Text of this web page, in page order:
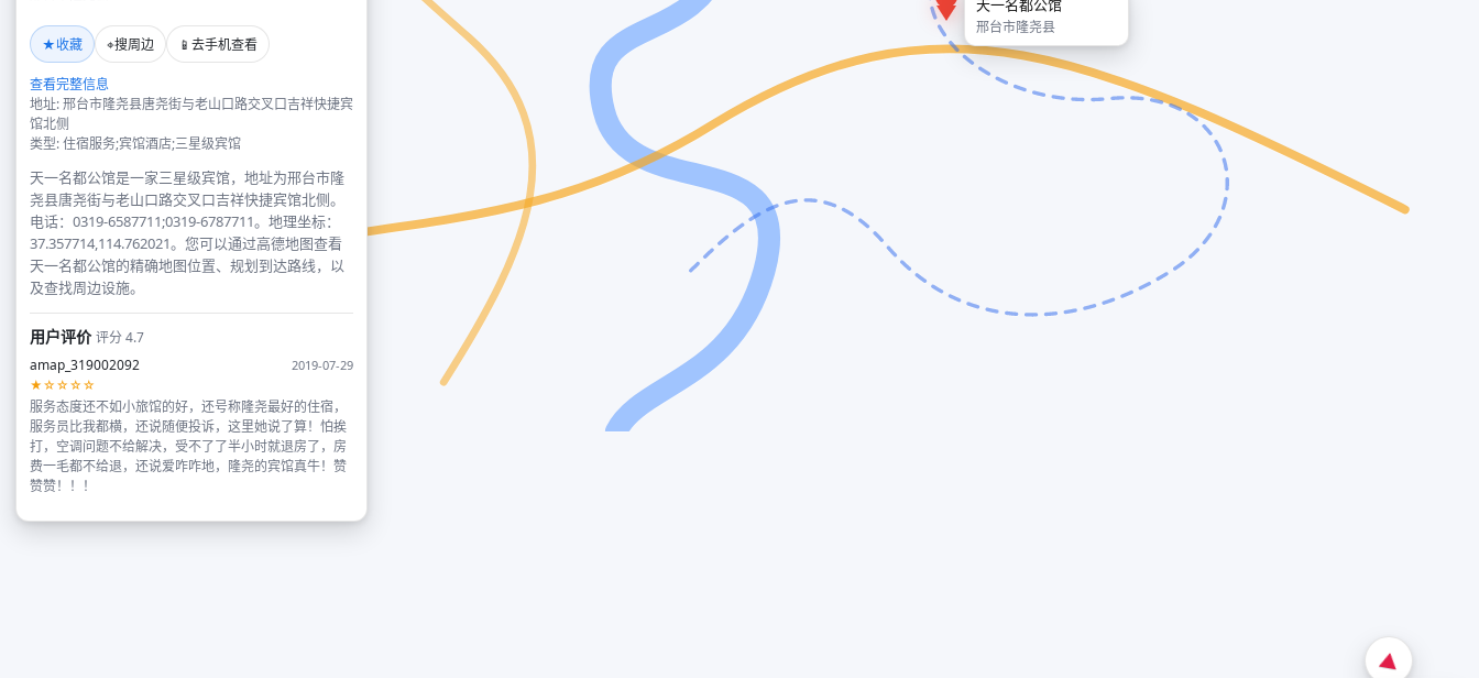
★收藏 ⌖搜周边 📱 去手机查看
查看完整信息
地址: 邢台市隆尧县唐尧街与老山口路交叉口吉祥快捷宾
馆北侧
类型: 住宿服务;宾馆酒店;三星级宾馆
天一名都公馆是一家三星级宾馆，地址为邢台市隆
尧县唐尧街与老山口路交叉口吉祥快捷宾馆北侧。
电话：0319-6587711;0319-6787711。地理坐标：
37.357714,114.762021。您可以通过高德地图查看
天一名都公馆的精确地图位置、规划到达路线，以
及查找周边设施。
用户评价评分 4.7
amap_319002092
2019-07-29
★☆☆☆☆
服务态度还不如小旅馆的好，还号称隆尧最好的住宿，
服务员比我都横，还说随便投诉，这里她说了算！怕挨
打，空调问题不给解决，受不了了半小时就退房了，房
费一毛都不给退，还说爱咋咋地，隆尧的宾馆真牛！赞
赞赞！！！
天一名都公馆
邢台市隆尧县